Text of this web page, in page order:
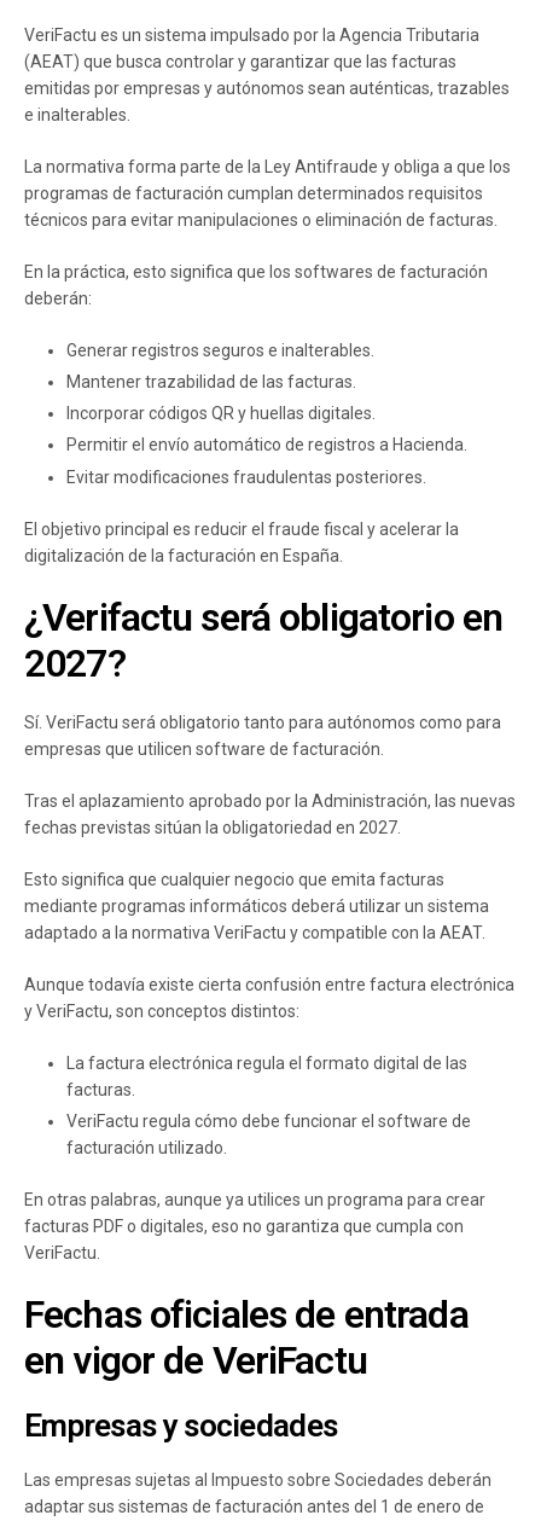
VeriFactu es un sistema impulsado por la Agencia Tributaria
(AEAT) que busca controlar y garantizar que las facturas
emitidas por empresas y autónomos sean auténticas, trazables
e inalterables.
La normativa forma parte de la Ley Antifraude y obliga a que los
programas de facturación cumplan determinados requisitos
técnicos para evitar manipulaciones o eliminación de facturas.
En la práctica, esto significa que los softwares de facturación
deberán:
Generar registros seguros e inalterables.
Mantener trazabilidad de las facturas.
Incorporar códigos QR y huellas digitales.
Permitir el envío automático de registros a Hacienda.
Evitar modificaciones fraudulentas posteriores.
El objetivo principal es reducir el fraude fiscal y acelerar la
digitalización de la facturación en España.
¿Verifactu será obligatorio en
2027?
Sí. VeriFactu será obligatorio tanto para autónomos como para
empresas que utilicen software de facturación.
Tras el aplazamiento aprobado por la Administración, las nuevas
fechas previstas sitúan la obligatoriedad en 2027.
Esto significa que cualquier negocio que emita facturas
mediante programas informáticos deberá utilizar un sistema
adaptado a la normativa VeriFactu y compatible con la AEAT.
Aunque todavía existe cierta confusión entre factura electrónica
y VeriFactu, son conceptos distintos:
La factura electrónica regula el formato digital de las
facturas.
VeriFactu regula cómo debe funcionar el software de
facturación utilizado.
En otras palabras, aunque ya utilices un programa para crear
facturas PDF o digitales, eso no garantiza que cumpla con
VeriFactu.
Fechas oficiales de entrada
en vigor de VeriFactu
Empresas y sociedades
Las empresas sujetas al Impuesto sobre Sociedades deberán
adaptar sus sistemas de facturación antes del 1 de enero de